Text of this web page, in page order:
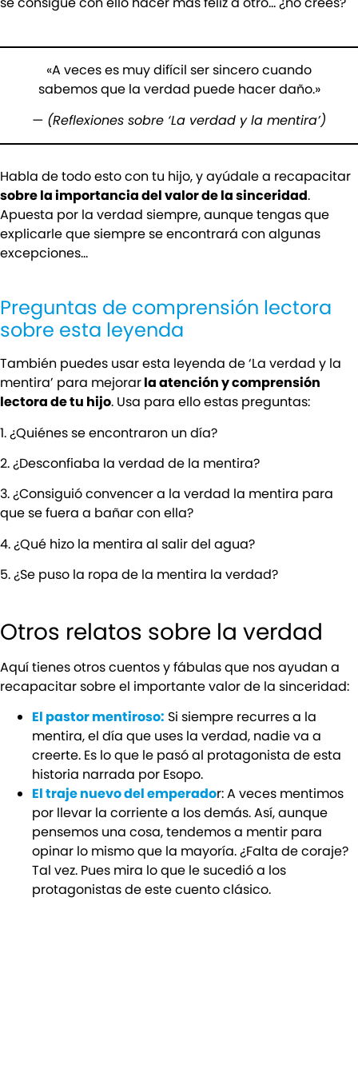
«A veces es muy difícil ser sincero cuando
sabemos que la verdad puede hacer daño.»
— (Reflexiones sobre ‘La verdad y la mentira’)
Habla de todo esto con tu hijo, y ayúdale a recapacitar
sobre la importancia del valor de la sinceridad.
Apuesta por la verdad siempre, aunque tengas que
explicarle que siempre se encontrará con algunas
excepciones…
Preguntas de comprensión lectora
sobre esta leyenda
También puedes usar esta leyenda de ‘La verdad y la
mentira’ para mejorarla atención y comprensión
lectora de tu hijo. Usa para ello estas preguntas:
1. ¿Quiénes se encontraron un día?
2. ¿Desconfiaba la verdad de la mentira?
3. ¿Consiguió convencer a la verdad la mentira para
que se fuera a bañar con ella?
4. ¿Qué hizo la mentira al salir del agua?
5. ¿Se puso la ropa de la mentira la verdad?
Otros relatos sobre la verdad
Aquí tienes otros cuentos y fábulas que nos ayudan a
recapacitar sobre el importante valor de la sinceridad:
El pastor mentiroso: Si siempre recurres a la
mentira, el día que uses la verdad, nadie va a
creerte. Es lo que le pasó al protagonista de esta
historia narrada por Esopo.
El traje nuevo del emperador: A veces mentimos
por llevar la corriente a los demás. Así, aunque
pensemos una cosa, tendemos a mentir para
opinar lo mismo que la mayoría. ¿Falta de coraje?
Tal vez. Pues mira lo que le sucedió a los
protagonistas de este cuento clásico.